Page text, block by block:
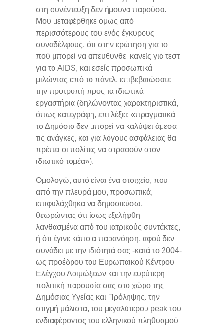
στη συνέντευξη δεν ήμουνα παρούσα.
Μου μεταφέρθηκε όμως από
περισσότερους του ενός έγκυρους
συναδέλφους, ότι στην ερώτηση για το
πού μπορεί να απευθυνθεί κανείς για τεστ
για το AIDS, και εσείς προσωπικά
μιλώντας από το πάνελ, επιβεβαιώσατε
την προτροπή προς τα ιδιωτικά
εργαστήρια (δηλώνοντας χαρακτηριστικά,
όπως κατεγράφη, επι λέξει: «πραγματικά
το Δημόσιο δεν μπορεί να καλύψει άμεσα
τις ανάγκες, και για λόγους ασφάλειας θα
πρέπει οι πολίτες να στραφούν στον
ιδιωτικό τομέα»).
Ομολογώ, αυτό είναι ένα στοιχείο, που
από την πλευρά μου, προσωπικά,
επιφυλάχθηκα να δημοσιεύσω,
θεωρώντας ότι ίσως εξελήφθη
λανθασμένα από του ιατρικούς συντάκτες,
ή ότι έγινε κάποια παρανόηση, αφού δεν
συνάδει με την ιδιότητά σας -κατά το 2004-
ως προέδρου του Ευρωπαικού Κέντρου
Ελέγχου Λοιμώξεων και την ευρύτερη
πολιτική παρουσία σας στο χώρο της
Δημόσιας Υγείας και Πρόληψης. την
στιγμή μάλιστα, του μεγαλύτερου peak του
ενδιαφέροντος του ελληνικού πληθυσμού